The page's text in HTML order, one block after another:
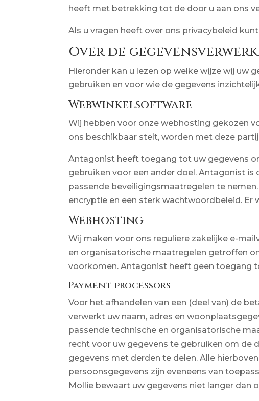
heeft met betrekking tot de door u aan ons
Als u vragen heeft over ons privacybeleid
Over de
Hieronder kan u lezen op welke wijze wij uw
gebruiken en voor wie de gegevens
Webwinkelsoftware
Wij hebben voor onze webhosting gekozen
ons beschikbaar stelt, worden met deze
Antagonist heeft toegang tot uw gegevens
gebruiken voor een ander doel. Antagonist
passende beveiligingsmaatregelen te
encryptie en een sterk wachtwoordbeleid.
Webhosting
Wij maken voor ons reguliere zakelijke e-
en organisatorische maatregelen getroffen
voorkomen. Antagonist heeft geen toegang
Payment processors
Voor het afhandelen van een (deel van) de
verwerkt uw naam, adres en
passende technische en organisatorische
recht voor uw gegevens te gebruiken om de
gegevens met derden te delen. Alle
persoonsgegevens zijn eveneens van
Mollie bewaart uw gegevens niet langer dan